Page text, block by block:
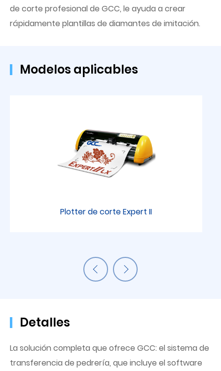
de corte profesional de GCC, le ayuda a crear
rápidamente plantillas de diamantes de imitación.
Modelos aplicables
Plotter de corte Expert II
Detalles
La solución completa que ofrece GCC: el sistema de
transferencia de pedrería, que incluye el software